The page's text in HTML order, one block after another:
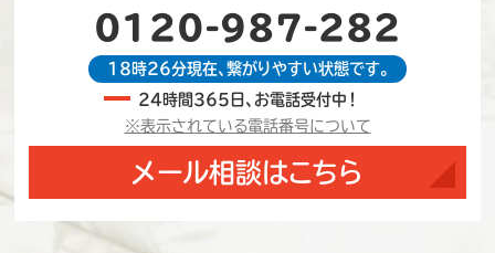
0120-987-282
18時26分現在、繋がりやすい状態です。
24時間365日、お電話受付中！
※表示されている電話番号について
メール相談はこちら